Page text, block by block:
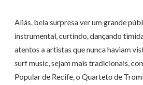
Aliás, bela surpresa ver um grande
instrumental, curtindo, dançando
atentos a artistas que nunca haviam
surf music, sejam mais tradicionais,
Popular de Recife, o Quarteto de